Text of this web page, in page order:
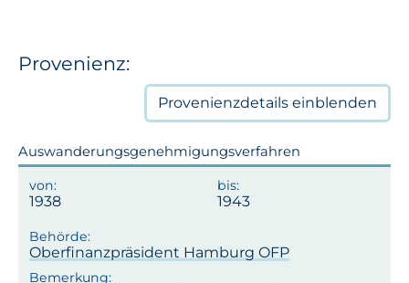
Provenienz:
Provenienzdetails einblenden
Auswanderungsgenehmigungsverfahren
1938 1943
Oberfinanzpräsident Hamburg OFP